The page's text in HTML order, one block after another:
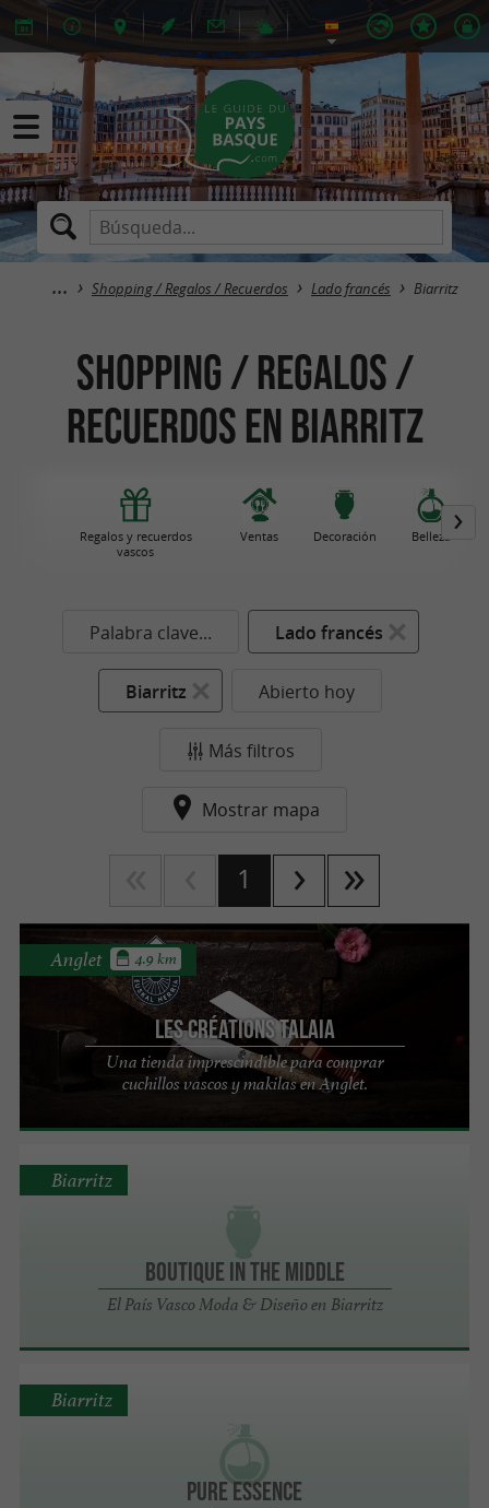
Shopping / Regalos / Recuerdos Lado francés Biarritz
Shopping / Regalos /
Recuerdos en Biarritz
Regalos y recuerdos
vascos
Ventas Decoración Belleza
Palabra clave... Lado francés
Biarritz Abierto hoy
Más filtros
Mostrar mapa
1
Les Créations TALAIA
Una tienda imprescindible para comprar
cuchillos vascos y makilas en Anglet.
Anglet 4.9 km
Boutique In the Middle
El País Vasco Moda & Diseño en Biarritz
Biarritz
Pure Essence
Biarritz